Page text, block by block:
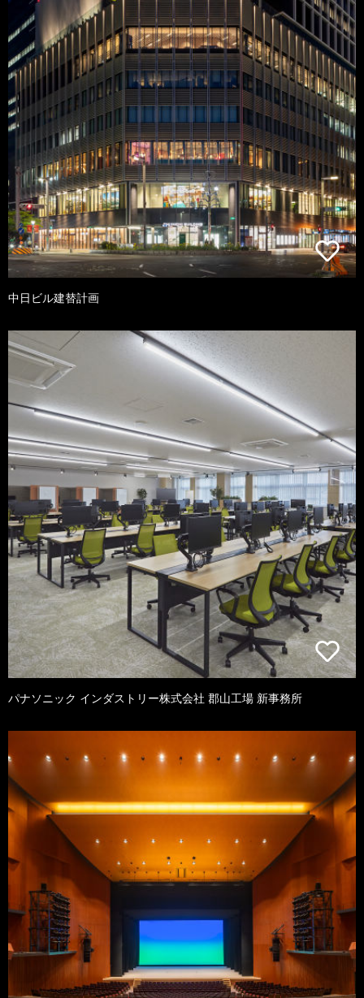
中日ビル建替計画
パナソニック インダストリー株式会社 郡山工場 新事務所